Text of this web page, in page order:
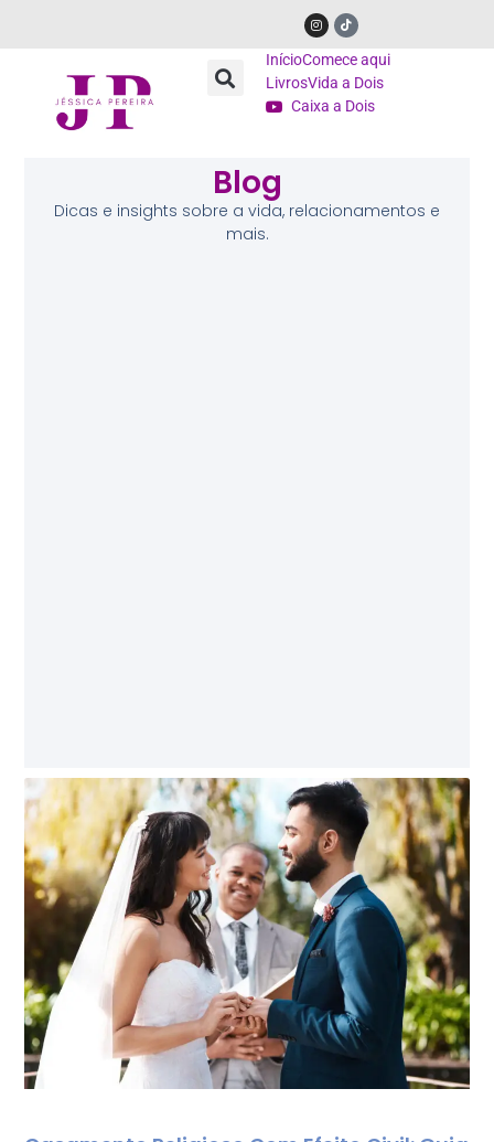
InícioComece aqui
LivrosVida a Dois
Caixa a Dois
Blog
Dicas e insights sobre a vida, relacionamentos e
mais.